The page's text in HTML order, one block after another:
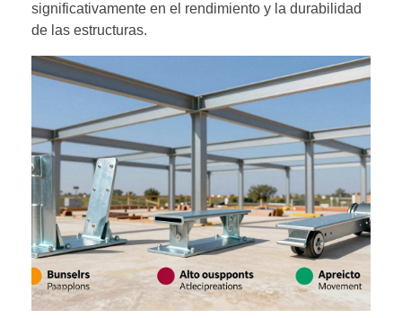
significativamente en el rendimiento y la durabilidad
de las estructuras.